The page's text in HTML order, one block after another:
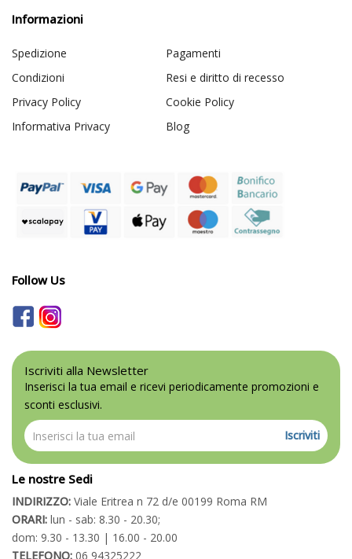
Informazioni
Spedizione
Pagamenti
Condizioni
Resi e diritto di recesso
Privacy Policy
Cookie Policy
Informativa Privacy
Blog
Follow Us
Iscriviti alla Newsletter
Inserisci la tua email e ricevi periodicamente promozioni e
sconti esclusivi.
Iscriviti
Le nostre Sedi
INDIRIZZO: Viale Eritrea n 72 d/e 00199 Roma RM
ORARI: lun - sab: 8.30 - 20.30;
dom: 9.30 - 13.30 | 16.00 - 20.00
TELEFONO: 06 94325222